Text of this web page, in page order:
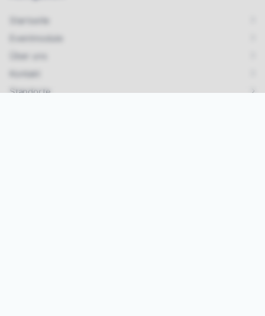
Startseite
Eventmodule
Über uns
Kontakt
Standorte